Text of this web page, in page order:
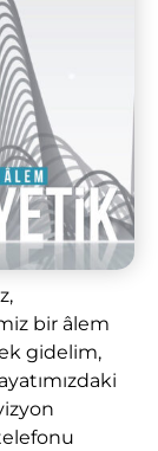
bir âlem
gidelim,